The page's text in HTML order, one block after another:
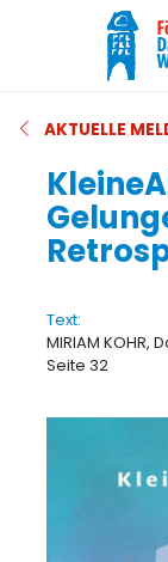
AKTUELLE
Text:
MIRIAM
Seite 32